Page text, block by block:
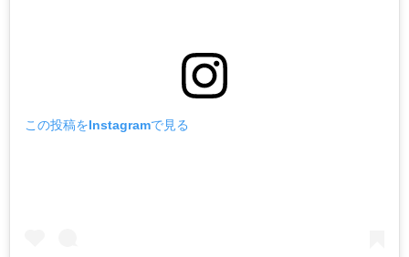
この投稿をInstagramで見る